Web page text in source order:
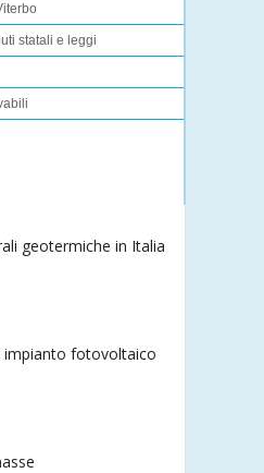
statali e leggi
geotermiche in Italia
impianto fotovoltaico